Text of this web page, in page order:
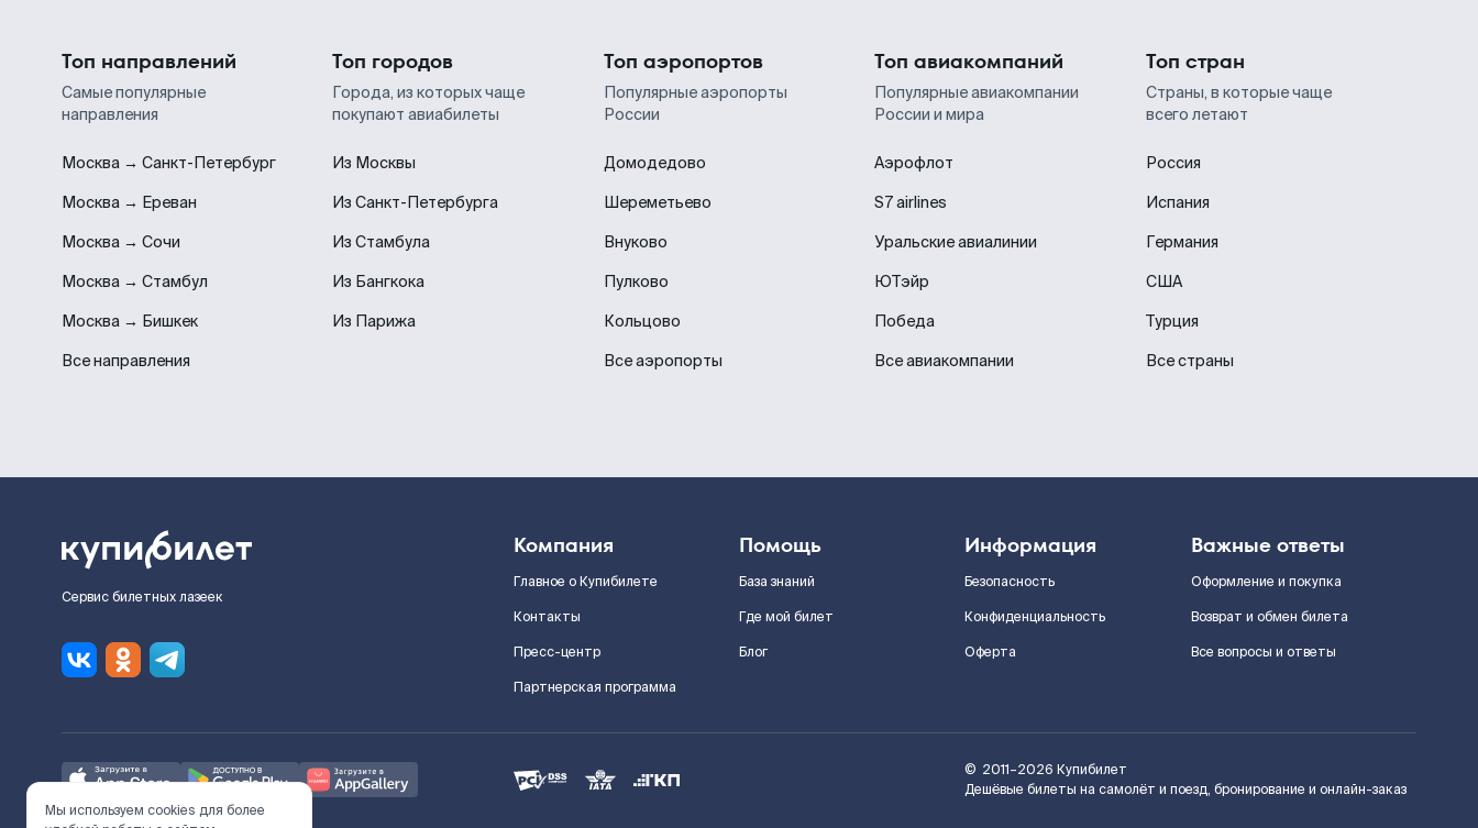
Топ направлений
Самые популярные
направления
Москва → Санкт-Петербург
Москва → Ереван
Москва → Сочи
Москва → Стамбул
Москва → Бишкек
Все направления
Топ городов
Города, из которых чаще
покупают авиабилеты
Из Москвы
Из Санкт-Петербурга
Из Стамбула
Из Бангкока
Из Парижа
Топ аэропортов
Популярные аэропорты
России
Домодедово
Шереметьево
Внуково
Пулково
Кольцово
Все аэропорты
Топ авиакомпаний
Популярные авиакомпании
России и мира
Аэрофлот
S7 airlines
Уральские авиалинии
ЮТэйр
Победа
Все авиакомпании
Топ стран
Страны, в которые чаще
всего летают
Россия
Испания
Германия
США
Турция
Все страны
Сервис билетных лазеек
Компания
Главное о Купибилете
Контакты
Пресс-центр
Партнерская программа
Помощь
База знаний
Где мой билет
Блог
Информация
Безопасность
Конфиденциальность
Оферта
Важные ответы
Оформление и покупка
Возврат и обмен билета
Все вопросы и ответы
© 2011–2026 Купибилет
Дешёвые билеты на самолёт и поезд, бронирование и онлайн-заказ
Мы используем cookies для более